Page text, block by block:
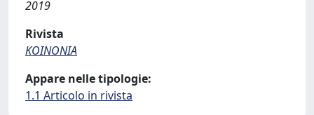
2019
Rivista
KOINONIA
Appare nelle tipologie:
1.1 Articolo in rivista